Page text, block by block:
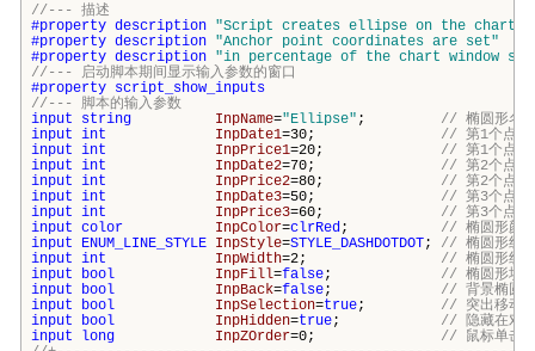
//--- 描述
#property description "Script creates ellipse on the chart."
#property description "Anchor point coordinates are set"
#property description "in percentage of the chart window
//--- 启动脚本期间显示输入参数的窗口
#property script_show_inputs
//--- 脚本的输入参数
input
string InpName="Ellipse" ; // 椭圆形名
input int InpDate1=30; // 第1个点的
input int InpPrice1=20; // 第1个点的
input int InpDate2=70; // 第2个点的
input int InpPrice2=80; // 第2个点的
input int InpDate3=50; // 第3个点的
input int InpPrice3=60; // 第3个点的
input color InpColor=clrRed; // 椭圆形颜
input
ENUM_LINE_STYLE InpStyle=STYLE_DASHDOTDOT; // 椭圆形线
input int InpWidth=2; // 椭圆形线
input
bool InpFill=false; // 椭圆形填
input
bool InpBack=false; // 背景椭圆
input
bool InpSelection=true; // 突出移动
input
bool InpHidden=true; // 隐藏在对
input
long InpZOrder=0; // 鼠标单击